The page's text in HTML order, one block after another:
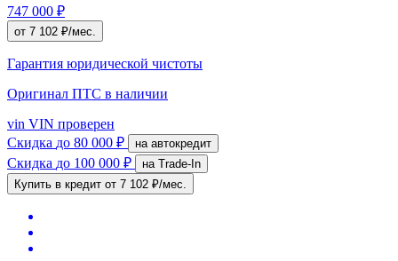
747 000 ₽
от 7 102 ₽/мес.
Гарантия юридической чистоты
Оригинал ПТС в наличии
vin VIN проверен
Скидка до 80 000 ₽ на автокредит
Скидка до 100 000 ₽
на Trade-In
Купить в кредит от 7 102 ₽/мес.